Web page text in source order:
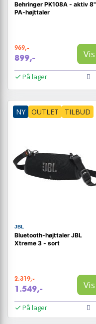
Behringer PK108A - aktiv 8"
PA-højttaler
969,-
899,- Vis
På lager
NY OUTLET TILBUD
JBL
Bluetooth-højttaler JBL
Xtreme 3 - sort
2.319,-
1.549,- Vis
På lager